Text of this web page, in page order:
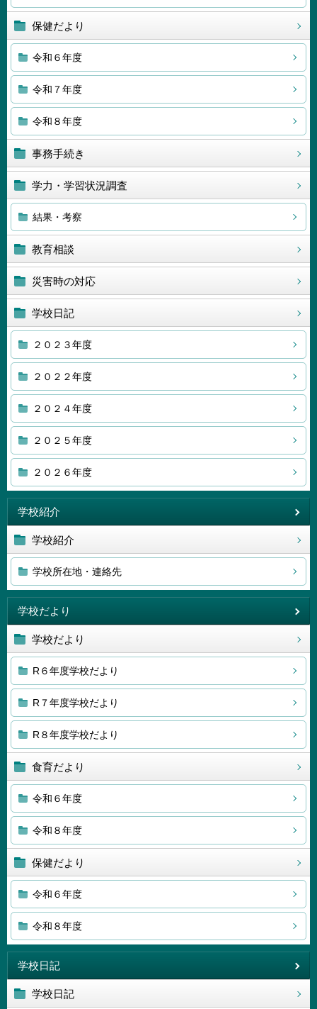
保健だより
令和６年度
令和７年度
令和８年度
事務手続き
学力・学習状況調査
結果・考察
教育相談
災害時の対応
学校日記
２０２３年度
２０２２年度
２０２４年度
２０２５年度
２０２６年度
学校紹介
学校紹介
学校所在地・連絡先
学校だより
学校だより
R６年度学校だより
R７年度学校だより
R８年度学校だより
食育だより
令和６年度
令和８年度
保健だより
令和６年度
令和８年度
学校日記
学校日記